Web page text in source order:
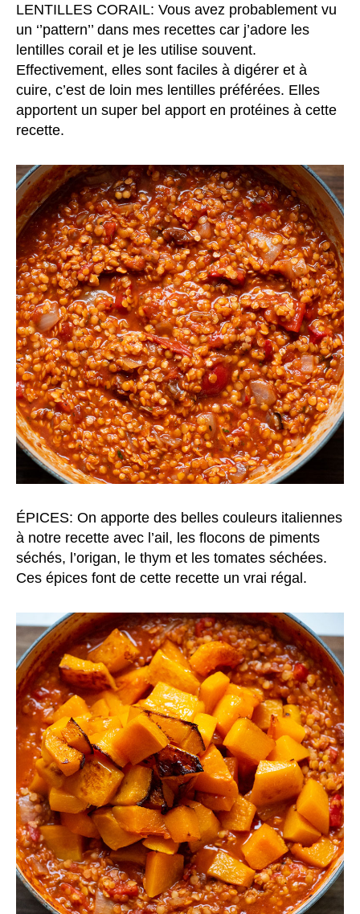
LENTILLES CORAIL: Vous avez probablement vu
un ‘’pattern’’ dans mes recettes car j’adore les
lentilles corail et je les utilise souvent.
Effectivement, elles sont faciles à digérer et à
cuire, c’est de loin mes lentilles préférées. Elles
apportent un super bel apport en protéines à cette
recette.
ÉPICES: On apporte des belles couleurs italiennes
à notre recette avec l’ail, les flocons de piments
séchés, l’origan, le thym et les tomates séchées.
Ces épices font de cette recette un vrai régal.